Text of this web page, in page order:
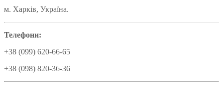
м. Харків, Україна.
Телефони:
+38 (099) 620-66-65
+38 (098) 820-36-36